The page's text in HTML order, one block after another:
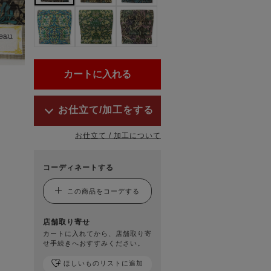
お仕立て/加工をする
お仕立て / 加工について
コーディネートする
この商品をコーデする
店舗取り寄せ
カートに入れてから、店舗取り寄
せ手続きへおすすみください。
ほしいものリストに追加